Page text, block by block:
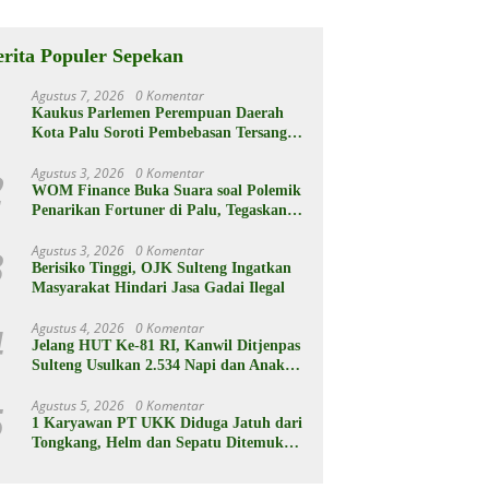
Populer Sepekan
Agustus 7, 2026 0 Komentar
Kaukus Parlemen Perempuan Daerah
Kota Palu Soroti Pembebasan Tersangka
Agustus 3, 2026 0 Komentar
WOM Finance Buka Suara soal Polemik
Penarikan Fortuner di Palu, Tegaskan
Agustus 3, 2026 0 Komentar
Berisiko Tinggi, OJK Sulteng Ingatkan
Masyarakat Hindari Jasa Gadai Ilegal
Agustus 4, 2026 0 Komentar
Jelang HUT Ke-81 RI, Kanwil Ditjenpas
Sulteng Usulkan 2.534 Napi dan Anak
Agustus 5, 2026 0 Komentar
1 Karyawan PT UKK Diduga Jatuh dari
Tongkang, Helm dan Sepatu Ditemukan